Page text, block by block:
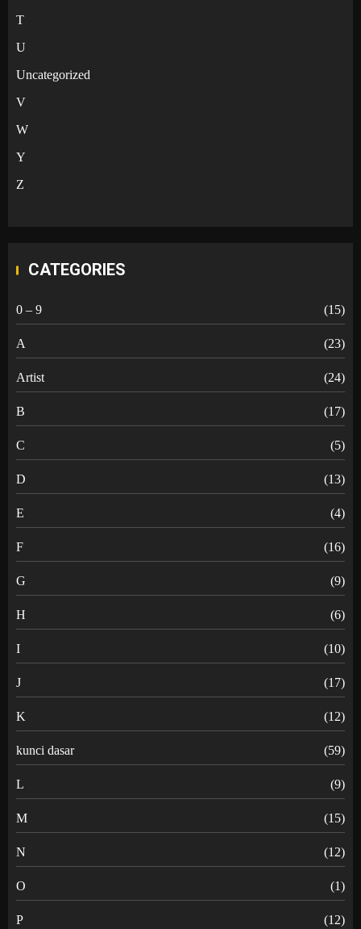
T
U
Uncategorized
V
W
Y
Z
CATEGORIES
0 – 9 (15)
A (23)
Artist (24)
B (17)
C (5)
D (13)
E (4)
F (16)
G (9)
H (6)
I (10)
J (17)
K (12)
kunci dasar (59)
L (9)
M (15)
N (12)
O (1)
P (12)